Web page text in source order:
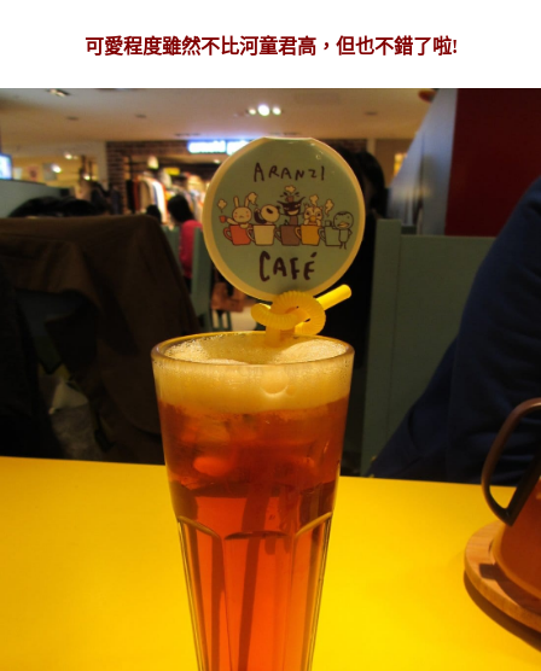
可愛程度雖然不比河童君高，但也不錯了啦!